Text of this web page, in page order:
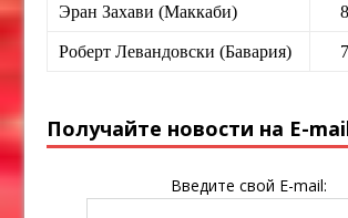
Эран Захави (Маккаби) 8
Роберт Левандовски (Бавария) 7
Получайте новости на E-
Введите свой E-mail: